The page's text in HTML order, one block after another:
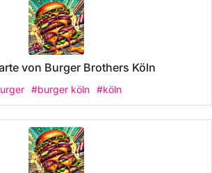
von Burger Brothers Köln
#burger köln #köln